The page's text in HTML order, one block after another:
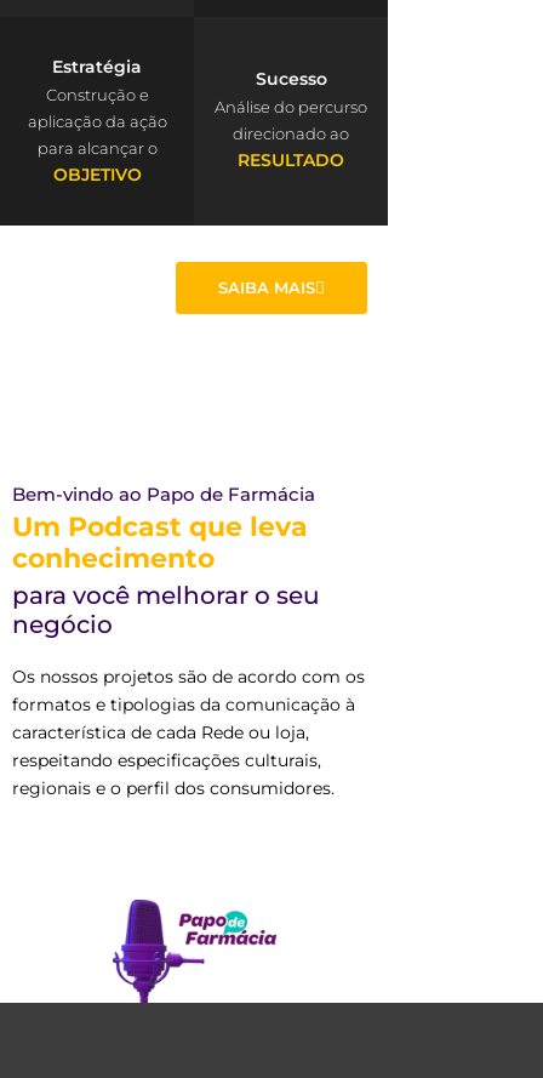
Estratégia
Construção e
aplicação da ação
para alcançar o
OBJETIVO
Sucesso
Análise do percurso
direcionado ao
RESULTADO
SAIBA MAIS
Bem-vindo ao Papo de Farmácia
Um Podcast que leva
conhecimento
para você melhorar o seu
negócio
Os nossos projetos são de acordo com os
formatos e tipologias da comunicação à
característica de cada Rede ou loja,
respeitando especificações culturais,
regionais e o perfil dos consumidores.